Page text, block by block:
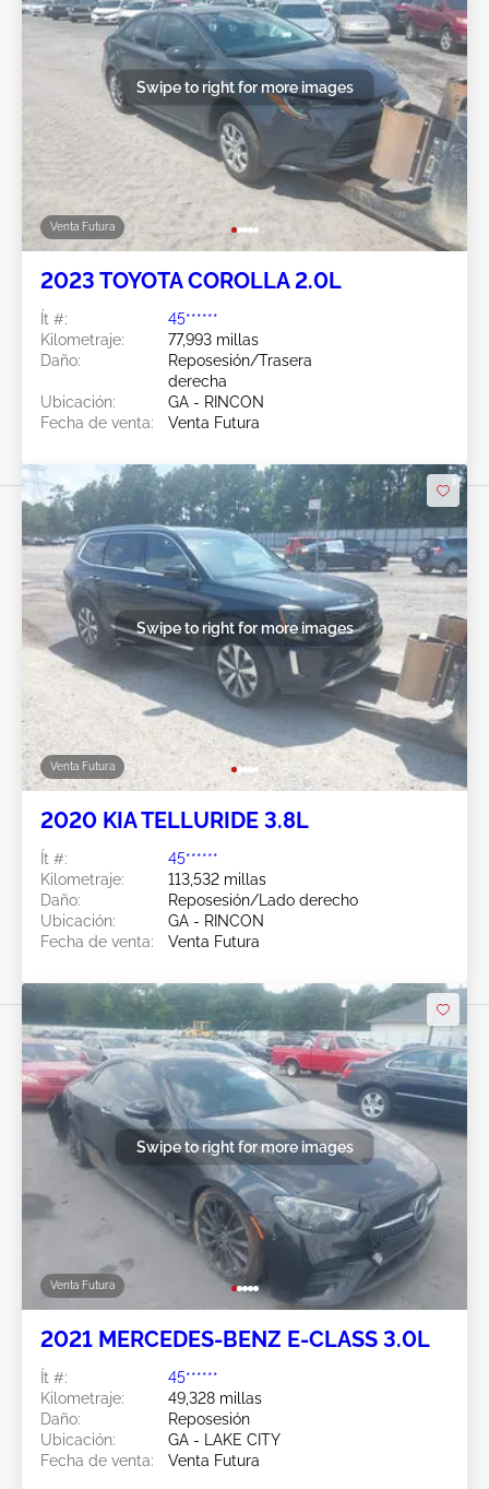
Venta Futura
Swipe to right for more images
2023 TOYOTA COROLLA 2.0L
Ít #:
45******
Kilometraje:
77,993 millas
Daño:
Reposesión/Trasera
derecha
Ubicación:
GA - RINCON
Fecha de venta:
Venta Futura
Venta Futura
Swipe to right for more images
2020 KIA TELLURIDE 3.8L
Ít #:
45******
Kilometraje:
113,532 millas
Daño:
Reposesión/Lado derecho
Ubicación:
GA - RINCON
Fecha de venta:
Venta Futura
Venta Futura
Swipe to right for more images
2021 MERCEDES-BENZ E-CLASS 3.0L
Ít #:
45******
Kilometraje:
49,328 millas
Daño:
Reposesión
Ubicación:
GA - LAKE CITY
Fecha de venta:
Venta Futura